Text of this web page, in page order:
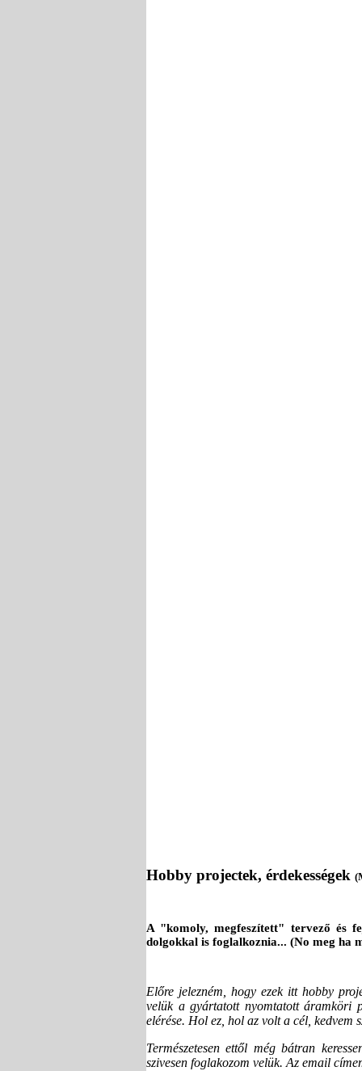
Hobby projectek, érdekességek
A "komoly, megfeszített" tervező és
dolgokkal is foglalkoznia... (No meg ha
Előre jelezném, hogy ezek itt hobby
velük a gyártatott nyomtatott áramköri
elérése. Hol ez, hol az volt a cél, kedvem
Természetesen ettől még bátran
szivesen foglakozom velük. Az email